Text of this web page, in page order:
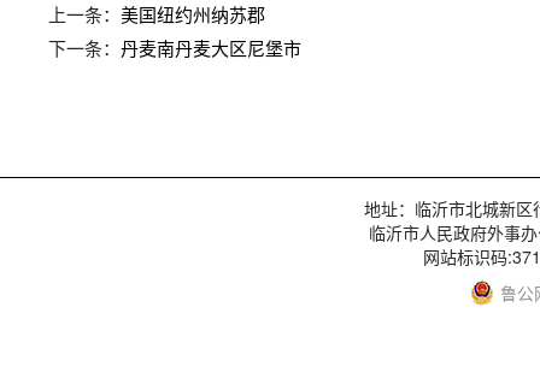
上一条： 美国纽约州纳苏郡
下一条： 丹麦南丹麦大区尼堡市
地址：临沂市北城新
临沂市人民政府外事
网站标识码
鲁公